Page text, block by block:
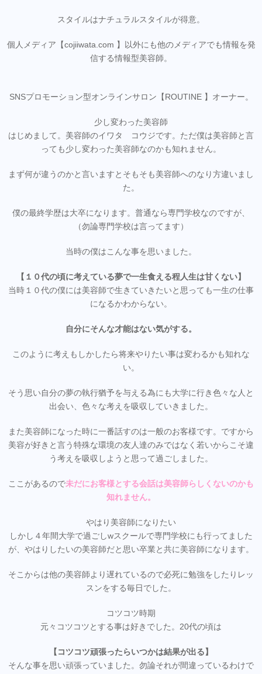
スタイルはナチュラルスタイルが得意。
個人メディア【cojiiwata.com 】以外にも他のメディアでも情報を発
信する情報型美容師。
SNSプロモーション型オンラインサロン【ROUTINE 】オーナー。
少し変わった美容師
はじめまして。美容師のイワタ コウジです。ただ僕は美容師と言
っても少し変わった美容師なのかも知れません。
まず何が違うのかと言いますとそもそも美容師へのなり方違いまし
た。
僕の最終学歴は大卒になります。普通なら専門学校なのですが、
（勿論専門学校は言ってます）
当時の僕はこんな事を思いました。
【１０代の頃に考えている夢で一生食える程人生は甘くない】
当時１０代の僕には美容師で生きていきたいと思っても一生の仕事
になるかわからない。
自分にそんな才能はない気がする。
このように考えもしかしたら将来やりたい事は変わるかも知れな
い。
そう思い自分の夢の執行猶予を与える為にも大学に行き色々な人と
出会い、色々な考えを吸収していきました。
また美容師になった時に一番話すのは一般のお客様です。ですから
美容が好きと言う特殊な環境の友人達のみではなく若いからこそ違
う考えを吸収しようと思って過ごしました。
ここがあるので未だにお客様とする会話は美容師らしくないのかも
知れません。
やはり美容師になりたい
しかし４年間大学で過ごしwスクールで専門学校にも行ってました
が、やはりしたいの美容師だと思い卒業と共に美容師になります。
そこからは他の美容師より遅れているので必死に勉強をしたりレッ
スンをする毎日でした。
コツコツ時期
元々コツコツとする事は好きでした。20代の頃は
【コツコツ頑張ったらいつかは結果が出る】
そんな事を思い頑張っていました。勿論それが間違っているわけで